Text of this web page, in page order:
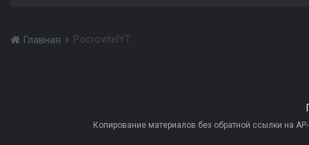
Главная PocrovitelYT
Копирование материалов без обратной ссылки на